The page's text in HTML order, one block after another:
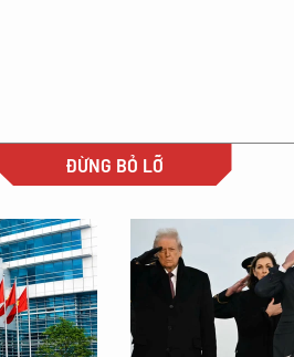
ĐỪNG BỎ LỠ